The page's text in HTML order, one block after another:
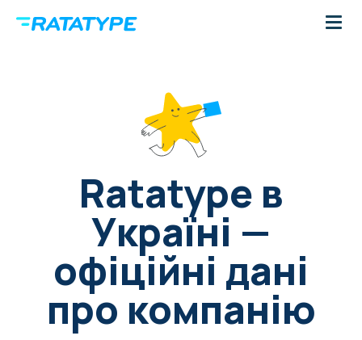
Ratatype в
Україні —
офіційні дані
про компанію